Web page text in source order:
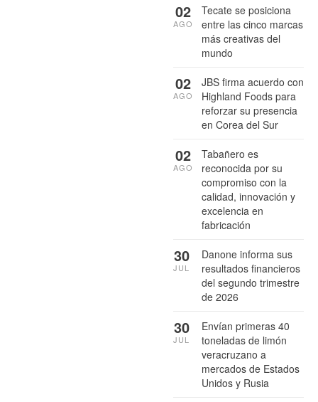
Tecate se posiciona
entre las cinco marcas
más creativas del
mundo
02
AGO
JBS firma acuerdo con
Highland Foods para
reforzar su presencia
en Corea del Sur
02
AGO
Tabañero es
reconocida por su
compromiso con la
calidad, innovación y
excelencia en
fabricación
02
AGO
Danone informa sus
resultados financieros
del segundo trimestre
de 2026
30
JUL
Envían primeras 40
toneladas de limón
veracruzano a
mercados de Estados
Unidos y Rusia
30
JUL